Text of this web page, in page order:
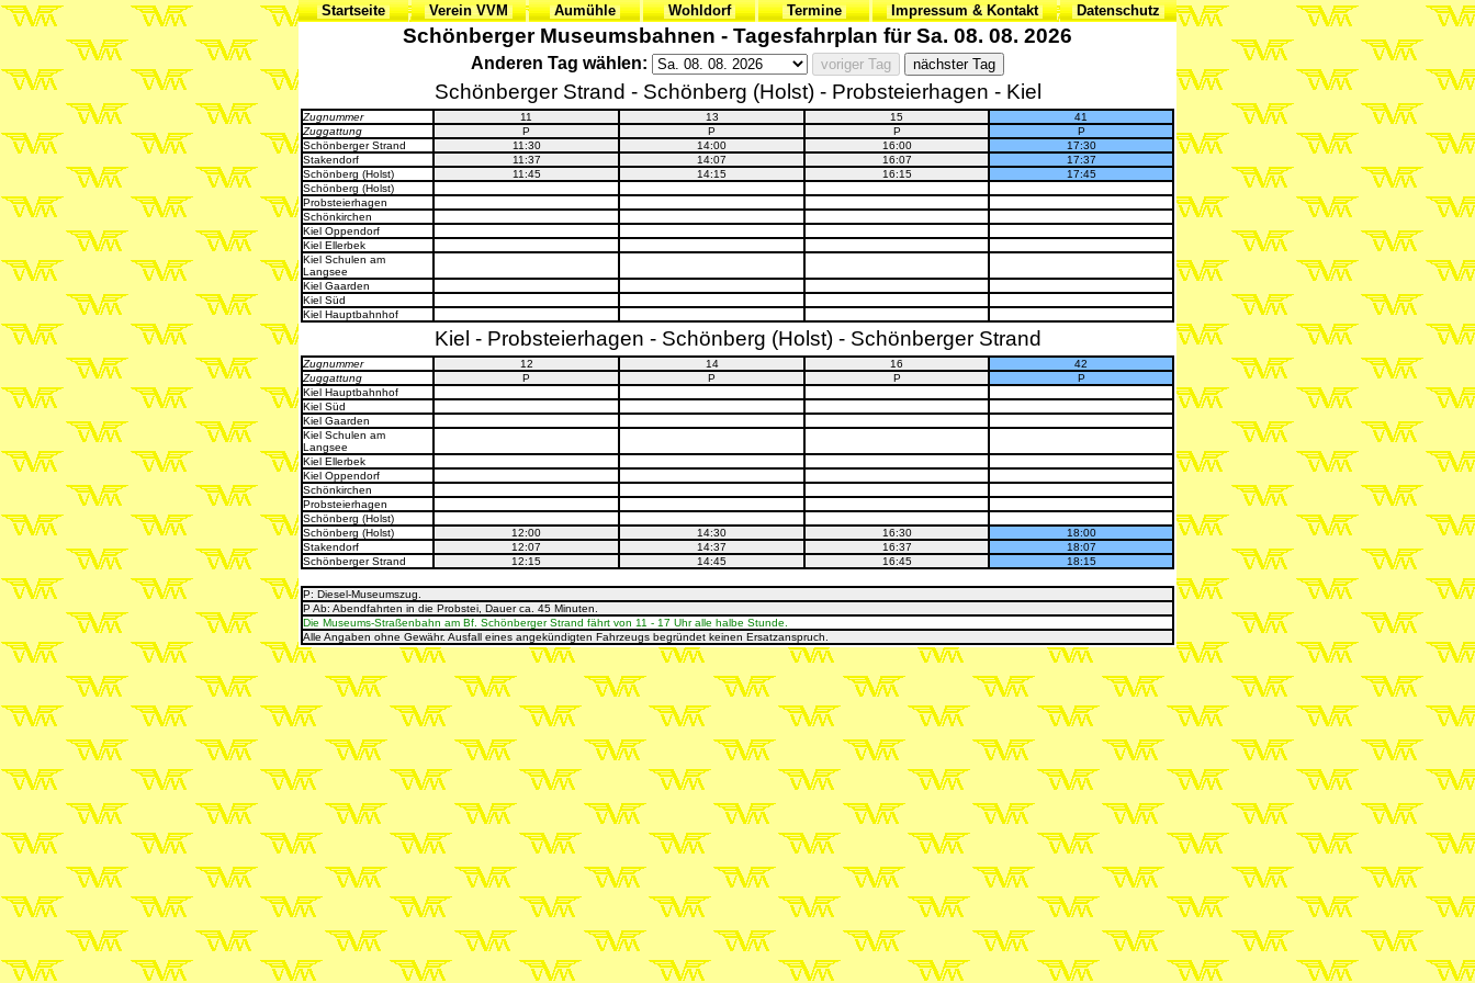
Startseite Verein VVM Aumühle Wohldorf Termine Impressum & Kontakt Datenschutz
Schönberger Museumsbahnen - Tagesfahrplan für Sa. 08. 08. 2026
Anderen Tag wählen:
Schönberger Strand - Schönberg (Holst) - Probsteierhagen - Kiel
Zugnummer 11 13 15
41
Zuggattung
P P P
P
Schönberger Strand
11:30 14:00 16:00
17:30
Stakendorf
11:37 14:07 16:07
17:37
Schönberg (Holst)
11:45 14:15 16:15
17:45
Schönberg (Holst)
Probsteierhagen
Schönkirchen
Kiel Oppendorf
Kiel Ellerbek
Kiel Schulen am
Langsee
Kiel Gaarden
Kiel Süd
Kiel Hauptbahnhof
Kiel - Probsteierhagen - Schönberg (Holst) - Schönberger Strand
Zugnummer 12 14 16
42
Zuggattung
P P P
P
Kiel Hauptbahnhof
Kiel Süd
Kiel Gaarden
Kiel Schulen am
Langsee
Kiel Ellerbek
Kiel Oppendorf
Schönkirchen
Probsteierhagen
Schönberg (Holst)
Schönberg (Holst)
12:00 14:30 16:30
18:00
Stakendorf
12:07 14:37 16:37
18:07
Schönberger Strand
12:15 14:45 16:45 18:15
P: Diesel-Museumszug
P Ab: Abendfahrten in die Probstei, Dauer ca. 45 Minuten.
Die Museums-Straßenbahn am Bf. Schönberger Strand fährt von 11 - 17 Uhr alle halbe Stunde.
Alle Angaben ohne Gewähr. Ausfall eines angekündigten Fahrzeugs begründet keinen Ersatzanspruch.